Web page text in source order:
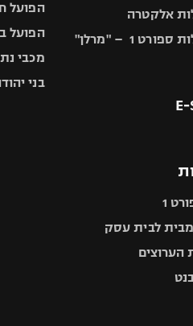
אלקטרה
1 – "מרלן"
1
לבית עסק
הערוצים
הפועל
הפועל
מכבי
בני